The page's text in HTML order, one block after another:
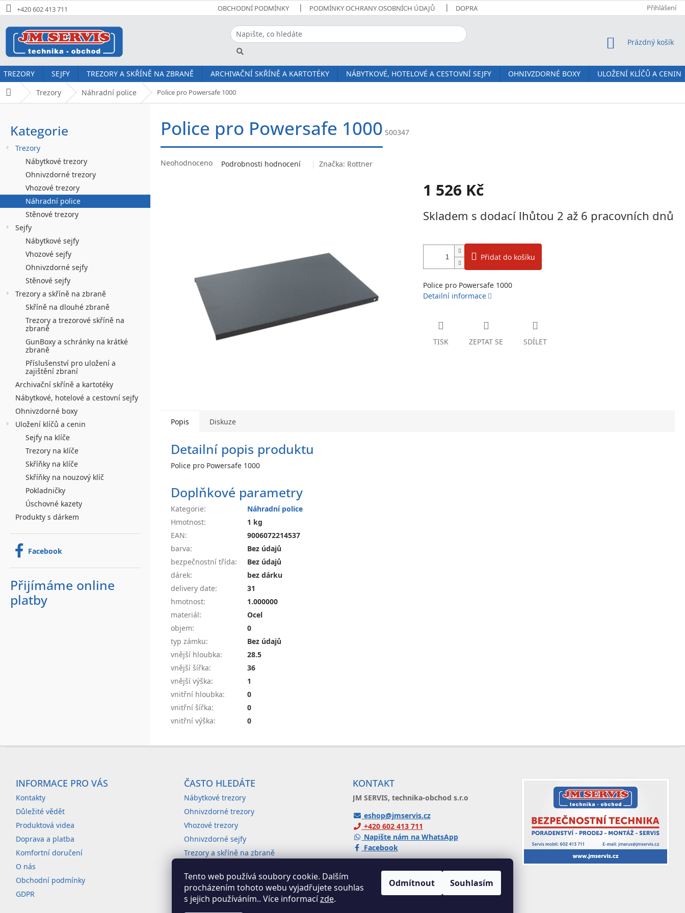
Tento web používá soubory cookie. Dalším
procházením tohoto webu vyjadřujete souhlas
s jejich používáním.. Více informacízde.
Odmítnout Souhlasím
Přejít
na
obsah
+420 602 413 711 OBCHODNÍ PODMÍNKY PODMÍNKY OCHRANY OSOBNÍCH ÚDAJŮ DOPRAVA A PLATBA O NÁS
Přihlášení
NÁKUPNÍ KOŠÍK
Prázdný košík
TREZORY SEJFY TREZORY A SKŘÍNĚ NA ZBRANĚ ARCHIVAČNÍ SKŘÍNĚ A KARTOTÉKY NÁBYTKOVÉ, HOTELOVÉ A CESTOVNÍ SEJFY OHNIVZDORNÉ BOXY
ULOŽENÍ KLÍČŮ A CENIN
Domů Trezory Náhradní police Police pro Powersafe 1000
a
n
n
n
Přeskočit
kategorie
Kategorie
Trezory
Nábytkové trezory
Ohnivzdorné trezory
Vhozové trezory
Náhradní police
Stěnové trezory
Sejfy
Nábytkové sejfy
Vhozové sejfy
Ohnivzdorné sejfy
Stěnové sejfy
Trezory a skříně na zbraně
Skříně na dlouhé zbraně
Trezory a trezorové skříně na
zbraně
GunBoxy a schránky na krátké
zbraně
Příslušenství pro uložení a
zajištění zbraní
Archivační skříně a kartotéky
Nábytkové, hotelové a cestovní sejfy
Ohnivzdorné boxy
Uložení klíčů a cenin
Sejfy na klíče
Trezory na klíče
Skříňky na klíče
Skříňky na nouzový klíč
Pokladničky
Úschovné kazety
Produkty s dárkem
Facebook
Přijímáme online
platby
Police pro Powersafe 1000 S00347
Průměrné
Neohodnoceno Podrobnosti hodnocení Značka: Rottner
1 526 Kč
cena:
Skladem s dodací lhůtou 2 až 6 pracovních dnů
Přidat do košíku
Police pro Powersafe 1000
Detailní informace
TISK ZEPTAT SE SDÍLET
Popis Diskuze
Detailní popis produktu
Police pro Powersafe 1000
Doplňkové parametry
Kategorie:
Náhradní police
Hmotnost:
1 kg
EAN:
9006072214537
barva:
Bez údajů
bezpečnostní třída:
Bez údajů
dárek:
bez dárku
delivery date:
31
hmotnost:
1.000000
materiál:
Ocel
objem:
0
typ zámku:
Bez údajů
vnější hloubka:
28.5
vnější šířka:
36
vnější výška:
1
vnitřní hloubka:
0
vnitřní šířka:
0
vnitřní výška: 0
INFORMACE PRO VÁS
Kontakty
Důležité vědět
Produktová videa
Doprava a platba
Komfortní doručení
O nás
Obchodní podmínky
GDPR
ČASTO HLEDÁTE
Nábytkové trezory
Ohnivzdorné trezory
Vhozové trezory
Ohnivzdorné sejfy
Trezory a skříně na zbraně
Produkty s dárkem
KONTAKT
JM SERVIS, technika-obchod s.r.o
eshop@jmservis.cz
+420 602 413 711
Napište nám na WhatsApp
Facebook
ZOBRAZIT MAPU ...